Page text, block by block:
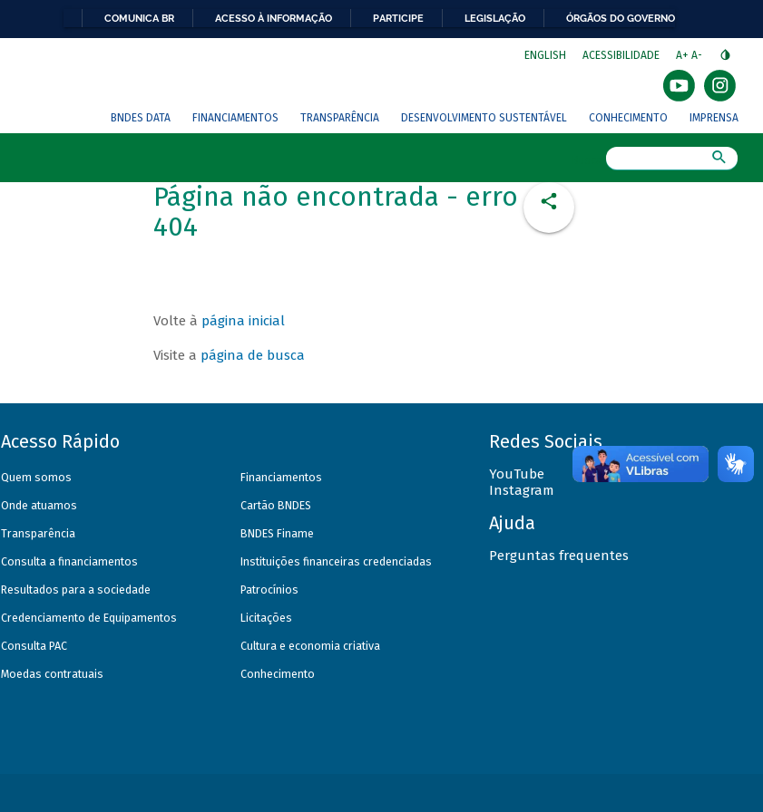
COMUNICA BR ACESSO À INFORMAÇÃO PARTICIPE LEGISLAÇÃO ÓRGÃOS DO GOVERNO
ENGLISH ACESSIBILIDADE A+ A-
BNDES DATA FINANCIAMENTOS TRANSPARÊNCIA DESENVOLVIMENTO SUSTENTÁVEL CONHECIMENTO IMPRENSA
Página não encontrada - erro
404
Volte à página inicial
Visite a página de busca
Acesso Rápido
Quem somos
Onde atuamos
Transparência
Consulta a financiamentos
Resultados para a sociedade
Credenciamento de Equipamentos
Consulta PAC
Moedas contratuais
Financiamentos
Cartão BNDES
BNDES Finame
Instituições financeiras credenciadas
Patrocínios
Licitações
Cultura e economia criativa
Conhecimento
Redes Sociais
YouTube
Instagram
Ajuda
Perguntas frequentes